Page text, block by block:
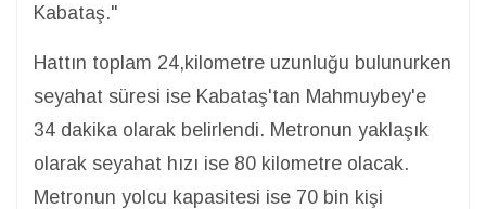
Kabataş."
Hattın toplam 24,kilometre uzunluğu bulunurken
seyahat süresi ise Kabataş'tan Mahmuybey'e
34 dakika olarak belirlendi. Metronun yaklaşık
olarak seyahat hızı ise 80 kilometre olacak.
Metronun yolcu kapasitesi ise 70 bin kişi